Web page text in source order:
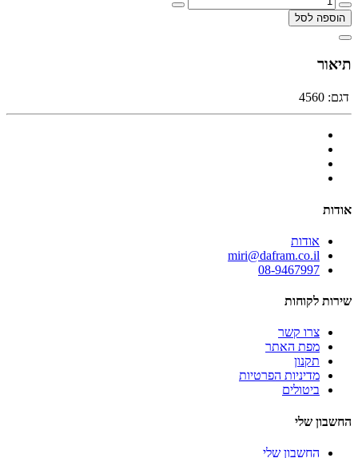
הוספה לסל
תיאור
דגם: 4560
אודות
אודות
miri@dafram.co.il
08-9467997
שירות לקוחות
צרו קשר
מפת האתר
תקנון
מדיניות הפרטיות
ביטולים
החשבון שלי
החשבון שלי